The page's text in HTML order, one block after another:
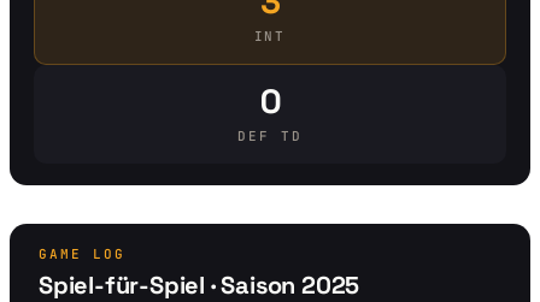
INT
0
DEF TD
GAME LOG
Spiel-für-Spiel · Saison 2025